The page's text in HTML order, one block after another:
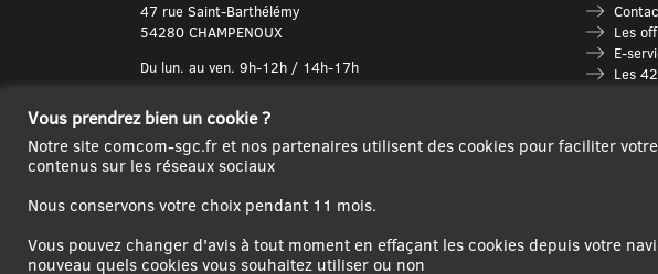
47 rue Saint-Barthélémy
54280 CHAMPENOUX
Du lun. au ven. 9h-12h / 14h-17h
03 83 31 74 37
Les
E-
Les
Les
Vous prendrez bien un cookie ?
Notre site comcom-sgc.fr et nos partenaires utilisent des cookies pour faciliter
contenus sur les réseaux sociaux
Nous conservons votre choix pendant 11 mois.
Vous pouvez changer d'avis à tout moment en effaçant les cookies depuis votre
nouveau quels cookies vous souhaitez utiliser ou non